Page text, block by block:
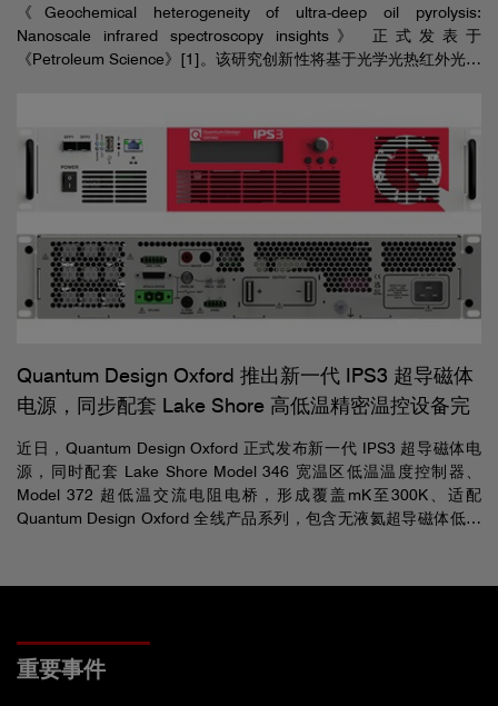
《Geochemical heterogeneity of ultra-deep oil pyrolysis:
Nanoscale infrared spectroscopy insights》 正式发表于
《Petroleum Science》[1]。该研究创新性将基于光学光热红外光谱
油裂解过程中化学官能团的演化规律，开创了石油地球化学微观研
究的新范式！
Quantum Design Oxford 推出新一代 IPS3 超导磁体
电源，同步配套 Lake Shore 高低温精密温控设备完
善无液氦磁体系统整体解决方案
近日，Quantum Design Oxford 正式发布新一代 IPS3 超导磁体电
源，同时配套 Lake Shore Model 346 宽温区低温温度控制器、
Model 372 超低温交流电阻电桥，形成覆盖mK至300K、适配
Quantum Design Oxford 全线产品系列，包含无液氦超导磁体低温
子材料、超导器件等前沿实验的测量稳定性与运行效率。
重要事件